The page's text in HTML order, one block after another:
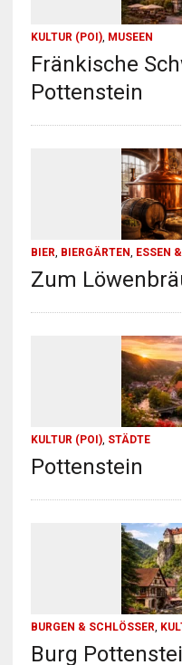
KULTUR (POI), MUSEEN
Fränkische
Pottenstein
BIER, BIERGÄRTEN, ESSEN
Zum
KULTUR (POI), STÄDTE
Pottenstein
BURGEN & SCHLÖSSER,
Burg